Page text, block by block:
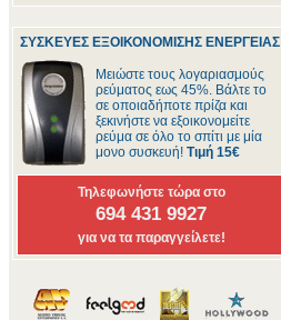
ΣΥΣΚΕΥΕΣ ΕΞΟΙΚΟΝΟΜΙΣΗΣ ΕΝΕΡΓΕΙΑΣ
Μειώστε τους λογαριασμούς
ρεύματος εως 45%. Βάλτε το
σε οποιαδήποτε πρίζα και
ξεκινήστε να εξοικονομείτε
ρεύμα σε όλο το σπίτι με μία
μονο συσκευή! Τιμή 15€
Τηλεφωνήστε τώρα στο
694 431 9927
για να τα παραγγείλετε!